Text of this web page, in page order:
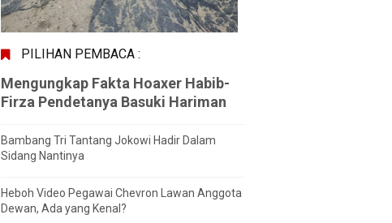
PILIHAN PEMBACA :
Mengungkap Fakta Hoaxer Habib-
Firza Pendetanya Basuki Hariman
Bambang Tri Tantang Jokowi Hadir Dalam
Sidang Nantinya
Heboh Video Pegawai Chevron Lawan Anggota
Dewan, Ada yang Kenal?